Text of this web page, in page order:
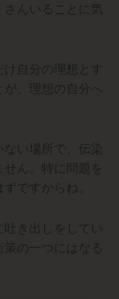
んいることに気
自分の理想とす
が、理想の自分へ
い場所で、伝染
せん。特に問題を
ですからね。
き出しをしてい
の一つにはなる